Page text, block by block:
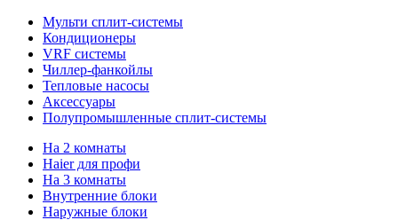
Мульти сплит-системы
Кондиционеры
VRF системы
Чиллер-фанкойлы
Тепловые насосы
Аксессуары
Полупромышленные сплит-системы
На 2 комнаты
Haier для профи
На 3 комнаты
Внутренние блоки
Наружные блоки